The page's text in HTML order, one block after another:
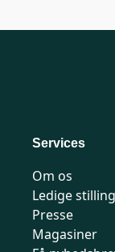
Services
Om os
Ledige
Presse
Magasiner